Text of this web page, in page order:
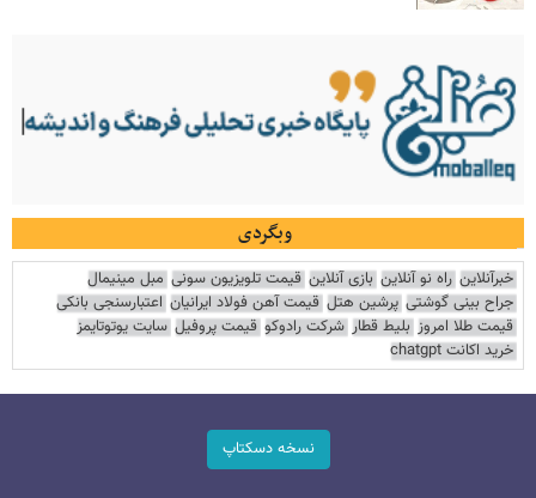
وبگردی
خبرآنلاین راه نو آنلاین بازی آنلاین قیمت تلویزیون سونی مبل مینیمال
جراح بینی گوشتی پرشین هتل قیمت آهن فولاد ایرانیان اعتبارسنجی بانکی
قیمت طلا امروز بلیط قطار شرکت رادوکو قیمت پروفیل سایت یوتوتایمز
خرید اکانت chatgpt
نسخه دسکتاپ